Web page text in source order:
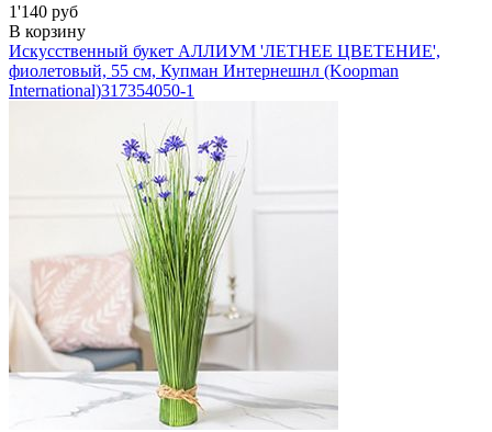
1'140 руб
В корзину
Искусственный букет АЛЛИУМ 'ЛЕТНЕЕ ЦВЕТЕНИЕ',
фиолетовый, 55 см, Купман Интернешнл (Koopman
International)317354050-1